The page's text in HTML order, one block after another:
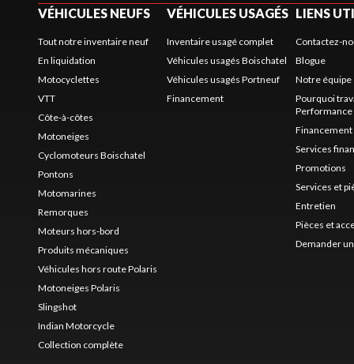
VÉHICULES NEUFS
Tout notre inventaire neuf
En liquidation
Motocyclettes
VTT
Côte-à-côtes
Motoneiges
Cyclomoteurs Boischatel
Pontons
Motomarines
Remorques
Moteurs hors-bord
Produits mécaniques
Véhicules hors route Polaris
Motoneiges Polaris
Slingshot
Indian Motorcycle
Collection complète
VÉHICULES USAGÉS
Inventaire usagé complet
Véhicules usagés Boischatel
Véhicules usagés Portneuf
Financement
LIENS
Contactez-
Blogue
Notre équipe
Pourquoi
Performance
Financement
Services
Promotions
Services et
Entretien
Pièces et
Demander